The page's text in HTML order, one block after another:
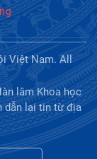
Việt Nam. All
lâm Khoa học
dẫn lại tin từ địa